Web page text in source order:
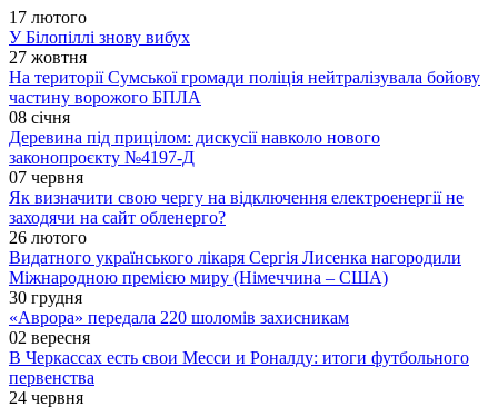
17 лютого
У Білопіллі знову вибух
27 жовтня
На території Сумської громади поліція нейтралізувала бойову
частину ворожого БПЛА
08 січня
Деревина під прицілом: дискусії навколо нового
законопроєкту №4197-Д
07 червня
Як визначити свою чергу на відключення електроенергії не
заходячи на сайт обленерго?
26 лютого
Видатного українського лікаря Сергія Лисенка нагородили
Міжнародною премією миру (Німеччина – США)
30 грудня
«Аврора» передала 220 шоломів захисникам
02 вересня
В Черкассах есть свои Месси и Роналду: итоги футбольного
первенства
24 червня